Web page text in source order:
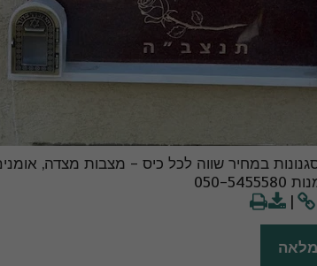
במחיר שווה לכל כיס - מצבות מצדה,